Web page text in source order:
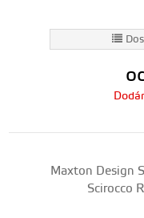
Maxton Design
Scirocco